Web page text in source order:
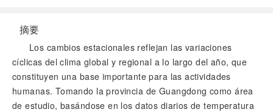
摘要
Los cambios estacionales reflejan las variaciones
cíclicas del clima global y regional a lo largo del año, que
constituyen una base importante para las actividades
humanas. Tomando la provincia de Guangdong como área
de estudio, basándose en los datos diarios de temperatura